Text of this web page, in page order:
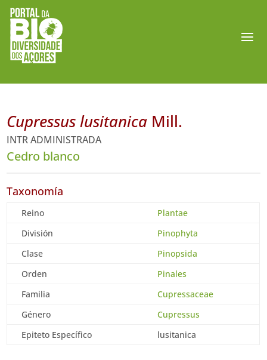
Cupressus lusitanica Mill.
INTR ADMINISTRADA
Cedro blanco
Taxonomía
Reino
Plantae
División
Pinophyta
Clase
Pinopsida
Orden
Pinales
Familia
Cupressaceae
Género
Cupressus
Epiteto Específico
lusitanica